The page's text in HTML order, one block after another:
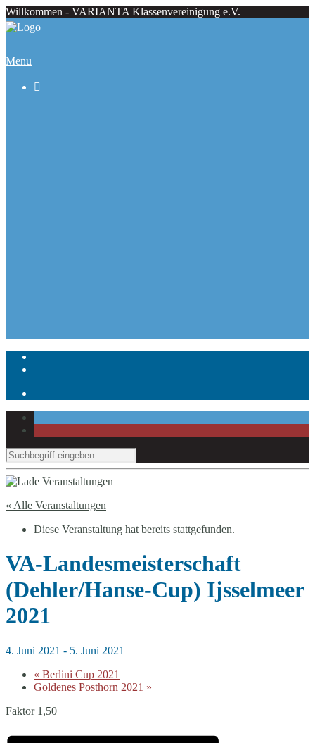
Willkommen - VARIANTA Klassenvereinigung e.V.
Menu

« Alle Veranstaltungen
Diese Veranstaltung hat bereits stattgefunden.
VA-Landesmeisterschaft
(Dehler/Hanse-Cup) Ijsselmeer
2021
4. Juni 2021 - 5. Juni 2021
« Berlini Cup 2021
Goldenes Posthorn 2021 »
Faktor 1,50